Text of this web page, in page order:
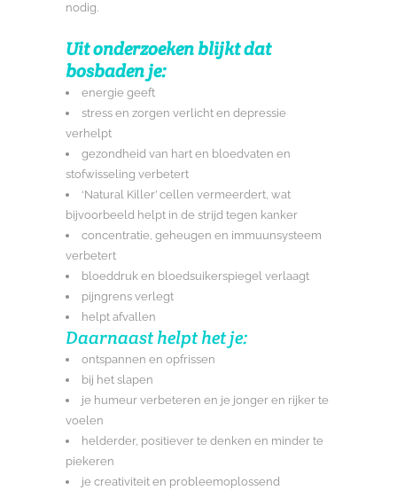
nodig.
Uit onderzoeken blijkt dat
bosbaden je:
energie geeft
stress en zorgen verlicht en depressie
verhelpt
gezondheid van hart en bloedvaten en
stofwisseling verbetert
‘Natural Killer’ cellen vermeerdert, wat
bijvoorbeeld helpt in de strijd tegen kanker
concentratie, geheugen en immuunsysteem
verbetert
bloeddruk en bloedsuikerspiegel verlaagt
pijngrens verlegt
helpt afvallen
Daarnaast helpt het je:
ontspannen en opfrissen
bij het slapen
je humeur verbeteren en je jonger en rijker te
voelen
helderder, positiever te denken en minder te
piekeren
je creativiteit en probleemoplossend